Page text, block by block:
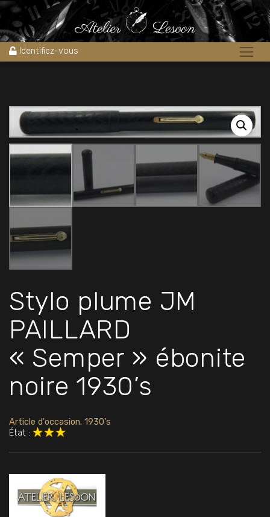
Identifiez-vous
Accueil Boutique Stylos » Stylos plume
Stylo plume JM
PAILLARD « Semper » ébonite noire 1930’s
Stylo plume JM
PAILLARD
« Semper » ébonite
noire 1930’s
Article d'occasion. 1930's
État :